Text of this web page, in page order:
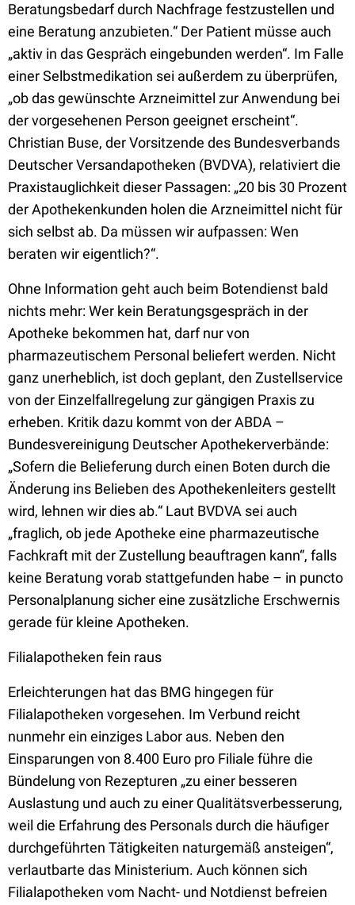
Beratungsbedarf durch Nachfrage festzustellen und
eine Beratung anzubieten.“ Der Patient müsse auch
„aktiv in das Gespräch eingebunden werden“. Im Falle
einer Selbstmedikation sei außerdem zu überprüfen,
„ob das gewünschte Arzneimittel zur Anwendung bei
der vorgesehenen Person geeignet erscheint“.
Christian Buse, der Vorsitzende des Bundesverbands
Deutscher Versandapotheken (BVDVA), relativiert die
Praxistauglichkeit dieser Passagen: „20 bis 30 Prozent
der Apothekenkunden holen die Arzneimittel nicht für
sich selbst ab. Da müssen wir aufpassen: Wen
beraten wir eigentlich?“.
Ohne Information geht auch beim Botendienst bald
nichts mehr: Wer kein Beratungsgespräch in der
Apotheke bekommen hat, darf nur von
pharmazeutischem Personal beliefert werden. Nicht
ganz unerheblich, ist doch geplant, den Zustellservice
von der Einzelfallregelung zur gängigen Praxis zu
erheben. Kritik dazu kommt von der ABDA –
Bundesvereinigung Deutscher Apothekerverbände:
„Sofern die Belieferung durch einen Boten durch die
Änderung ins Belieben des Apothekenleiters gestellt
wird, lehnen wir dies ab.“ Laut BVDVA sei auch
„fraglich, ob jede Apotheke eine pharmazeutische
Fachkraft mit der Zustellung beauftragen kann“, falls
keine Beratung vorab stattgefunden habe – in puncto
Personalplanung sicher eine zusätzliche Erschwernis
gerade für kleine Apotheken.
Filialapotheken fein raus
Erleichterungen hat das BMG hingegen für
Filialapotheken vorgesehen. Im Verbund reicht
nunmehr ein einziges Labor aus. Neben den
Einsparungen von 8.400 Euro pro Filiale führe die
Bündelung von Rezepturen „zu einer besseren
Auslastung und auch zu einer Qualitätsverbesserung,
weil die Erfahrung des Personals durch die häufiger
durchgeführten Tätigkeiten naturgemäß ansteigen“,
verlautbarte das Ministerium. Auch können sich
Filialapotheken vom Nacht- und Notdienst befreien